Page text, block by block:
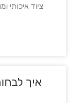
ציוד איכותי
איך